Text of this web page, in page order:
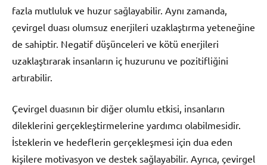
fazla mutluluk ve huzur sağlayabilir. Aynı zamanda,
çevirgel duası olumsuz enerjileri uzaklaştırma yeteneğine
de sahiptir. Negatif düşünceleri ve kötü enerjileri
uzaklaştırarak insanların iç huzurunu ve pozitifliğini
artırabilir.
Çevirgel duasının bir diğer olumlu etkisi, insanların
dileklerini gerçekleştirmelerine yardımcı olabilmesidir.
İsteklerin ve hedeflerin gerçekleşmesi için dua eden
kişilere motivasyon ve destek sağlayabilir. Ayrıca, çevirgel